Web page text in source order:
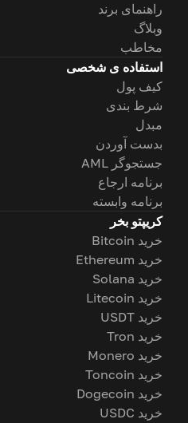
راهنمای برند
وبلاگ
مخاطب
استفاده ی شخصی
کیف پول
شرط بندی
مبدل
بدست آوردن
جستجوگر AML
برنامه ارجاع
برنامه وابسته
کریپتو بخر
خرید Bitcoin
خرید Ethereum
خرید Solana
خرید Litecoin
خرید USDT
خرید Tron
خرید Monero
خرید Toncoin
خرید Dogecoin
خرید USDC